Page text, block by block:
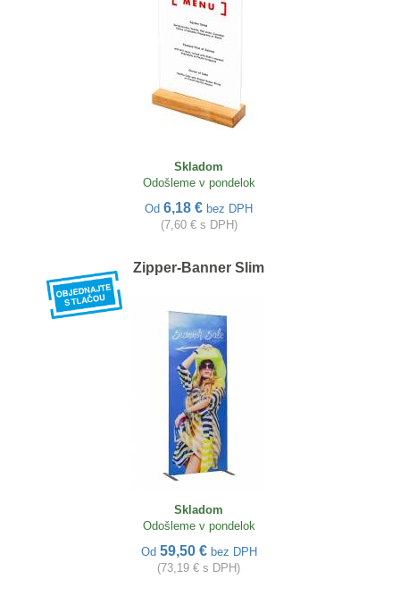
Skladom
Odošleme v pondelok
Od 6,18 € bez DPH
(7,60 € s DPH)
Zipper-Banner Slim
Skladom
Odošleme v pondelok
Od 59,50 € bez DPH
(73,19 € s DPH)